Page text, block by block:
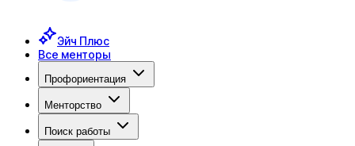
Эйч Плюс
Все менторы
Профориентация
Менторство
Поиск работы